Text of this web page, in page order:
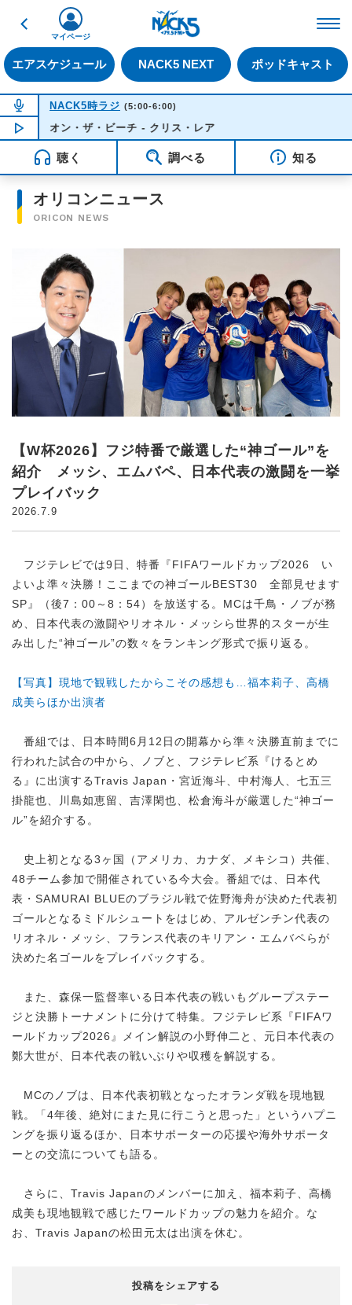
戻る
エアスケジュール NACK5 NEXT ポッドキャスト
マイページ
NOW ON AIR
NACK5時ラジ (5:00-6:00)
NOW PLAYING05:02
オン・ザ・ビーチ - クリス・レア
聴く 調べる 知る
オリコンニュース
ORICON NEWS
【W杯2026】フジ特番で厳選した“神ゴール”を
紹介 メッシ、エムバペ、日本代表の激闘を一挙
プレイバック
2026.7.9
フジテレビでは9日、特番『FIFAワールドカップ2026 い
よいよ準々決勝！ここまでの神ゴールBEST30 全部見せます
SP』（後7：00～8：54）を放送する。MCは千鳥・ノブが務
め、日本代表の激闘やリオネル・メッシら世界的スターが生
み出した“神ゴール”の数々をランキング形式で振り返る。
【写真】現地で観戦したからこその感想も…福本莉子、高橋
成美らほか出演者
番組では、日本時間6月12日の開幕から準々決勝直前までに
行われた試合の中から、ノブと、フジテレビ系『けるとめ
る』に出演するTravis Japan・宮近海斗、中村海人、七五三
掛龍也、川島如恵留、吉澤閑也、松倉海斗が厳選した“神ゴー
ル”を紹介する。
史上初となる3ヶ国（アメリカ、カナダ、メキシコ）共催、
48チーム参加で開催されている今大会。番組では、日本代
表・SAMURAI BLUEのブラジル戦で佐野海舟が決めた代表初
ゴールとなるミドルシュートをはじめ、アルゼンチン代表の
リオネル・メッシ、フランス代表のキリアン・エムバペらが
決めた名ゴールをプレイバックする。
また、森保一監督率いる日本代表の戦いもグループステー
ジと決勝トーナメントに分けて特集。フジテレビ系『FIFAワ
ールドカップ2026』メイン解説の小野伸二と、元日本代表の
鄭大世が、日本代表の戦いぶりや収穫を解説する。
MCのノブは、日本代表初戦となったオランダ戦を現地観
戦。「4年後、絶対にまた見に行こうと思った」というハプニ
ングを振り返るほか、日本サポーターの応援や海外サポータ
ーとの交流についても語る。
さらに、Travis Japanのメンバーに加え、福本莉子、高橋
成美も現地観戦で感じたワールドカップの魅力を紹介。な
お、Travis Japanの松田元太は出演を休む。
投稿をシェアする